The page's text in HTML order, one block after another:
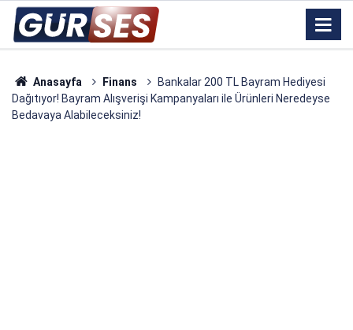
Anasayfa Finans
Bankalar 200 TL Bayram Hediyesi
Dağıtıyor! Bayram Alışverişi Kampanyaları ile Ürünleri Neredeyse
Bedavaya Alabileceksiniz!